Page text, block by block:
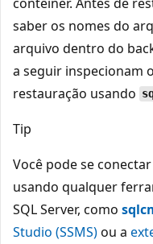
saber os nomes do
arquivo dentro do
a seguir inspecionam
restauração usando
Tip
Você pode se
usando qualquer
SQL Server, como
Studio (SSMS)ou a